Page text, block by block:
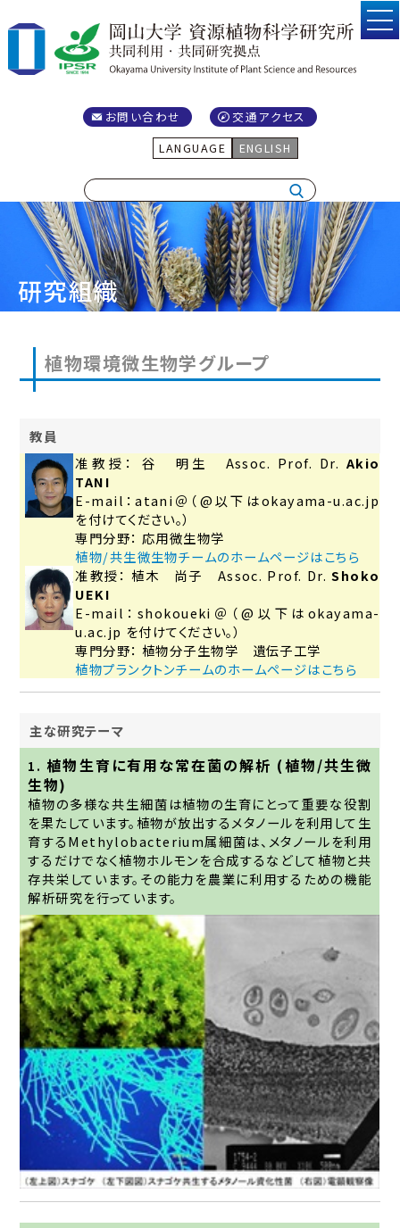
お問い合わせ
交通アクセス
LANGUAGE
ENGLISH
研究組織
植物環境微生物学グループ
教員
准教授： 谷 明生 Assoc. Prof. Dr. Akio
TANI
E-mail：atani＠（@以下はokayama-u.ac.jp
を付けてください。）
専門分野： 応用微生物学
植物/共生微生物チームのホームページはこちら
准教授： 植木 尚子 Assoc. Prof. Dr.Shoko
UEKI
E-mail：shokoueki＠（@以下はokayama-
u.ac.jp を付けてください。）
専門分野： 植物分子生物学 遺伝子工学
植物プランクトンチームのホームページはこちら
主な研究テーマ
1. 植物生育に有用な常在菌の解析 (植物/共生微
生物)
植物の多様な共生細菌は植物の生育にとって重要な役割
を果たしています。植物が放出するメタノールを利用して生
育するMethylobacterium属細菌は、メタノールを利用
するだけでなく植物ホルモンを合成するなどして植物と共
存共栄しています。その能力を農業に利用するための機能
解析研究を行っています。